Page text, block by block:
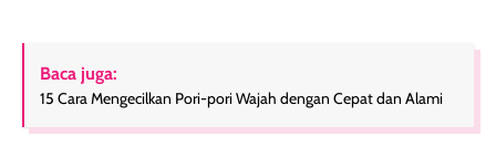
Baca juga:
15 Cara Mengecilkan Pori-pori Wajah dengan Cepat dan Alami